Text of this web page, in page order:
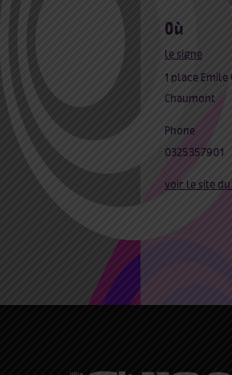
où
le signe
1 place Emile
Chaumont
Phone
0325357901
voir le site